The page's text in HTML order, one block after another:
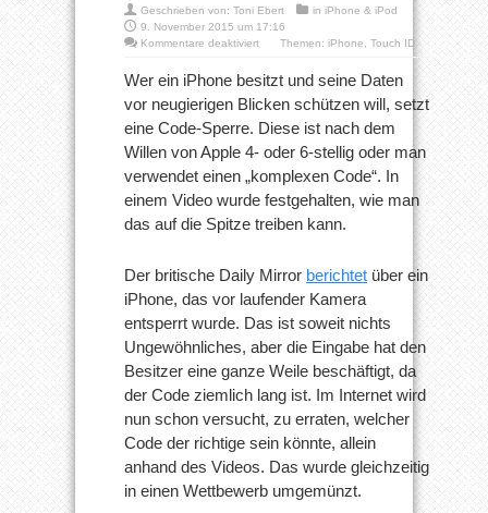
Geschrieben von: Toni Ebert in iPhone & iPod
9. November 2015 um 17:16
Kommentare deaktiviertfür
Touch
ID:
Der
längste
iPhone-
der
Welt
Themen: iPhone Touch ID
Wer ein iPhone besitzt und seine Daten
vor neugierigen Blicken schützen will, setzt
eine Code-Sperre. Diese ist nach dem
Willen von Apple 4- oder 6-stellig oder man
verwendet einen „komplexen Code“. In
einem Video wurde festgehalten, wie man
das auf die Spitze treiben kann.
Der britische Daily Mirror berichtet über ein
iPhone, das vor laufender Kamera
entsperrt wurde. Das ist soweit nichts
Ungewöhnliches, aber die Eingabe hat den
Besitzer eine ganze Weile beschäftigt, da
der Code ziemlich lang ist. Im Internet wird
nun schon versucht, zu erraten, welcher
Code der richtige sein könnte, allein
anhand des Videos. Das wurde gleichzeitig
in einen Wettbewerb umgemünzt.